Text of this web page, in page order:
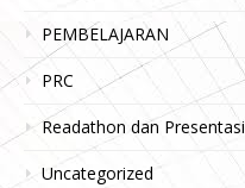
PEMBELAJARAN
PRC
Readathon dan Presentasi
Uncategorized